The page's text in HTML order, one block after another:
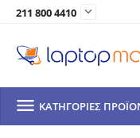
211 800 4410 
 ΚΑΤΗΓΟΡΊΕΣ